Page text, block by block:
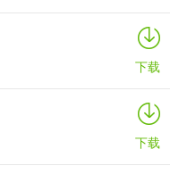
下载
下载